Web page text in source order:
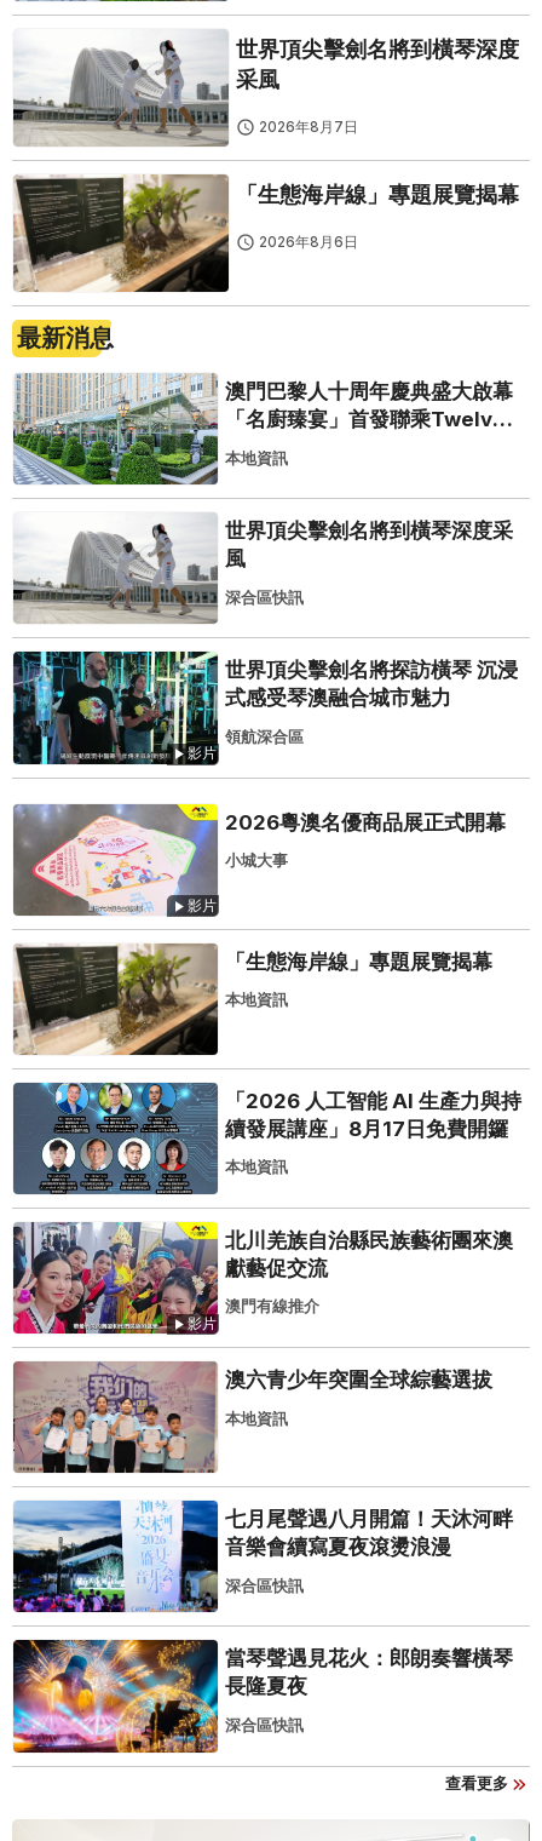
世界頂尖擊劍名將到橫琴深度
采風
2026年8月7日
「生態海岸線」專題展覽揭幕
2026年8月6日
最新消息
澳門巴黎人十周年慶典盛大啟幕
「名廚臻宴」首發聯乘Twelve
25演繹極致法式風雅
本地資訊
世界頂尖擊劍名將到橫琴深度采
風
深合區快訊
影片
世界頂尖擊劍名將探訪橫琴 沉浸
式感受琴澳融合城市魅力
領航深合區
影片
2026粵澳名優商品展正式開幕
小城大事
「生態海岸線」專題展覽揭幕
本地資訊
「2026 人工智能 AI 生產力與持
續發展講座」8月17日免費開鑼
本地資訊
影片
北川羌族自治縣民族藝術團來澳
獻藝促交流
澳門有線推介
澳六青少年突圍全球綜藝選拔
本地資訊
七月尾聲遇八月開篇！天沐河畔
音樂會續寫夏夜滾燙浪漫
深合區快訊
當琴聲遇見花火：郎朗奏響橫琴
長隆夏夜
深合區快訊
查看更多